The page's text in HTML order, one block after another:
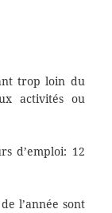
trop loin du
activités ou
d’emploi: 12
l’année sont